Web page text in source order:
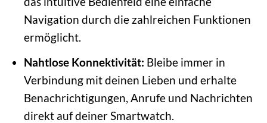
Navigation durch die zahlreichen Funktionen
ermöglicht.
Nahtlose Konnektivität: Bleibe immer in
Verbindung mit deinen Lieben und erhalte
Benachrichtigungen, Anrufe und Nachrichten
direkt auf deiner Smartwatch.